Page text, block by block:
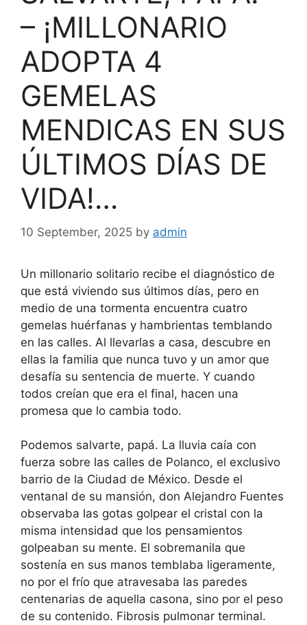
– ¡MILLONARIO
ADOPTA 4
GEMELAS
MENDICAS EN SUS
ÚLTIMOS DÍAS DE
VIDA!…
10 September, 2025 by admin
Un millonario solitario recibe el diagnóstico de
que está viviendo sus últimos días, pero en
medio de una tormenta encuentra cuatro
gemelas huérfanas y hambrientas temblando
en las calles. Al llevarlas a casa, descubre en
ellas la familia que nunca tuvo y un amor que
desafía su sentencia de muerte. Y cuando
todos creían que era el final, hacen una
promesa que lo cambia todo.
Podemos salvarte, papá. La lluvia caía con
fuerza sobre las calles de Polanco, el exclusivo
barrio de la Ciudad de México. Desde el
ventanal de su mansión, don Alejandro Fuentes
observaba las gotas golpear el cristal con la
misma intensidad que los pensamientos
golpeaban su mente. El sobremanila que
sostenía en sus manos temblaba ligeramente,
no por el frío que atravesaba las paredes
centenarias de aquella casona, sino por el peso
de su contenido. Fibrosis pulmonar terminal.